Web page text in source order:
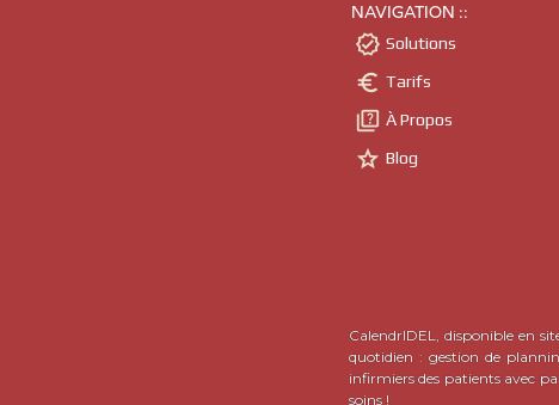
NAVIGATION ::
 Solutions
 Tarifs
 À Propos
 Blog
CalendrIDEL, disponible en
quotidien : gestion de
infirmiers des patients avec
soins !